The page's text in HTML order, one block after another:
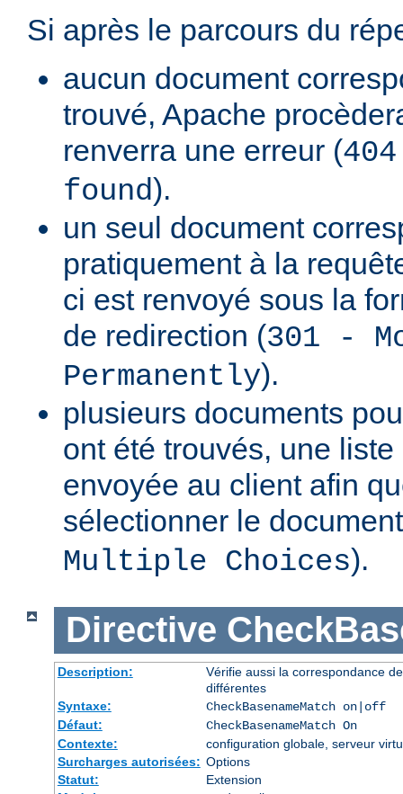
Si après le parcours du
aucun document
trouvé, Apache
renverra une erreur (
found).
un seul document
pratiquement à la
ci est renvoyé sous la
de redirection (301 -
Permanently).
plusieurs documents
ont été trouvés, une
envoyée au client afin
sélectionner le
Multiple Choices).
Directive
Description:
Vérifie aussi la correspondance
différentes
Syntaxe:
CheckBasenameMatch on|off
Défaut:
CheckBasenameMatch On
Contexte:
configuration globale, serveur
Surcharges autorisées: Options
Statut:
Extension